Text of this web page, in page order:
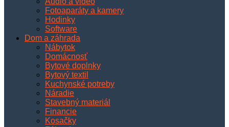
Fotoaparáty a kamery
Hodinky
Software
Dom a záhrada
Nábytok
Domácnosť
Bytové doplnky
Bytový textil
Kuchynské potreby
Náradie
Stavebný materiál
Financie
Kosačky